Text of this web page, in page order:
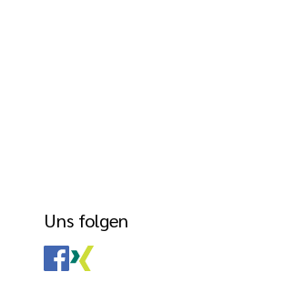
Uns folgen